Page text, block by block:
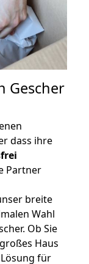
Gescher
dass ihre
Partner
breite
Wahl
Ob Sie
Haus
für